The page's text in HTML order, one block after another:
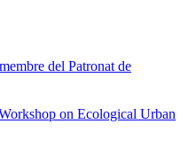
del Patronat de
on Ecological Urban